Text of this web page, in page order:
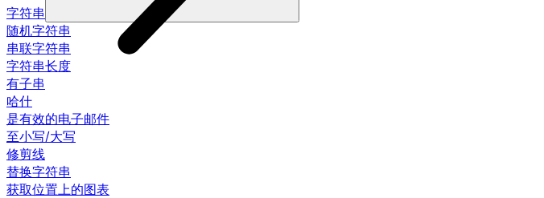
字符串
随机字符串
串联字符串
字符串长度
有子串
哈什
是有效的电子邮件
至小写/大写
修剪线
替换字符串
获取位置上的图表